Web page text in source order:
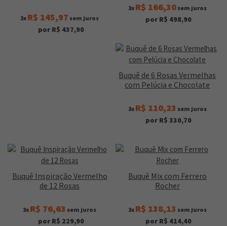
3x R$ 145,97 sem juros
por R$ 437,90
3x R$ 166,30sem juros
por R$ 498,90
Buquê de 6 Rosas Vermelhas
com Pelúcia e Chocolate
3x R$ 110,23 sem juros
por R$ 330,70
Buquê Inspiração Vermelho
de 12 Rosas
3x R$ 76,63 sem juros
por R$ 229,90
Buquê Mix com Ferrero
Rocher
3x R$ 138,13 sem juros
por R$ 414,40